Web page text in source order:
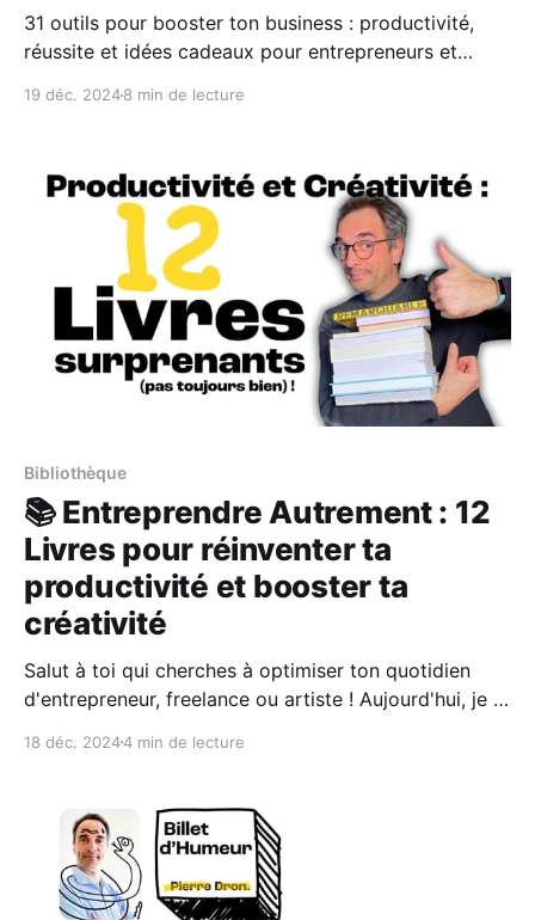
31 outils pour booster ton business : productivité,
réussite et idées cadeaux pour entrepreneurs et
19 déc. 20248 min de lecture
Bibliothèque
📚 Entreprendre Autrement : 12
Livres pour réinventer ta
productivité et booster ta
créativité
Salut à toi qui cherches à optimiser ton quotidien
d'entrepreneur, freelance ou artiste ! Aujourd'hui, je te
marqué ces derniers mois et qui vont booster ta
bien-être. Si tu
18 déc. 20244 min de lecture